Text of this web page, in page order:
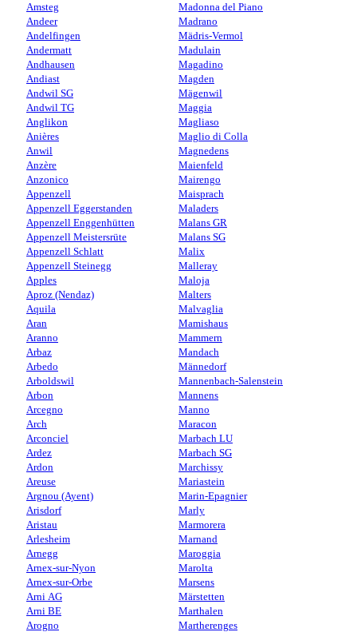
Amsteg
Andeer
Andelfingen
Andermatt
Andhausen
Andiast
Andwil SG
Andwil TG
Anglikon
Anières
Anwil
Anzère
Anzonico
Appenzell
Appenzell Eggerstanden
Appenzell Enggenhütten
Appenzell Meistersrüte
Appenzell Schlatt
Appenzell Steinegg
Apples
Aproz (Nendaz)
Aquila
Aran
Aranno
Arbaz
Arbedo
Arboldswil
Arbon
Arcegno
Arch
Arconciel
Ardez
Ardon
Areuse
Argnou (Ayent)
Arisdorf
Aristau
Arlesheim
Arnegg
Arnex-sur-Nyon
Arnex-sur-Orbe
Arni AG
Arni BE
Arogno
Madonna del Piano
Madrano
Mädris-Vermol
Madulain
Magadino
Magden
Mägenwil
Maggia
Magliaso
Maglio di Colla
Magnedens
Maienfeld
Mairengo
Maisprach
Maladers
Malans GR
Malans SG
Malix
Malleray
Maloja
Malters
Malvaglia
Mamishaus
Mammern
Mandach
Männedorf
Mannenbach-Salenstein
Mannens
Manno
Maracon
Marbach LU
Marbach SG
Marchissy
Mariastein
Marin-Epagnier
Marly
Marmorera
Marnand
Maroggia
Marolta
Marsens
Märstetten
Marthalen
Martherenges